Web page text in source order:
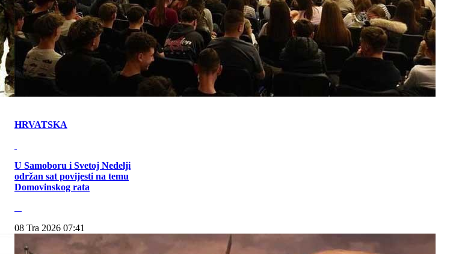
HRVATSKA
U Samoboru i Svetoj Nedelji
održan sat povijesti na temu
Domovinskog rata
08 Tra 2026 07:41